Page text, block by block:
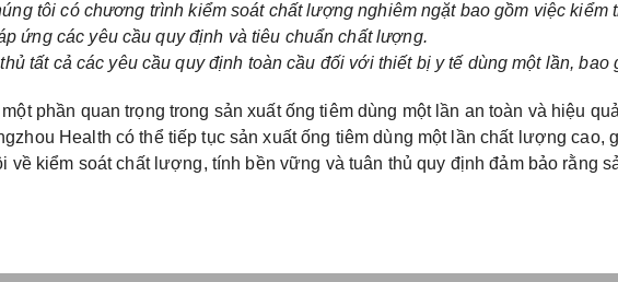
tôi có chương trình kiểm soát chất lượng nghiêm ngặt bao gồm việc
ứng các yêu cầu quy định và tiêu chuẩn chất lượng.
tất cả các yêu cầu quy định toàn cầu đối với thiết bị y tế dùng một lần,
phần quan trọng trong sản xuất ống tiêm dùng một lần an toàn và hiệu
Health có thể tiếp tục sản xuất ống tiêm dùng một lần chất lượng cao,
về kiểm soát chất lượng, tính bền vững và tuân thủ quy định đảm bảo rằng